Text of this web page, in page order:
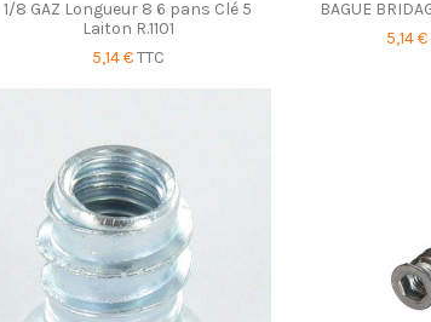
1/8 GAZ Longueur 8 6 pans Clé 5
Laiton R.1101
5,14 €TTC
BAGUE
5,14 €